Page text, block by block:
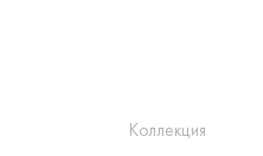
Коллекция